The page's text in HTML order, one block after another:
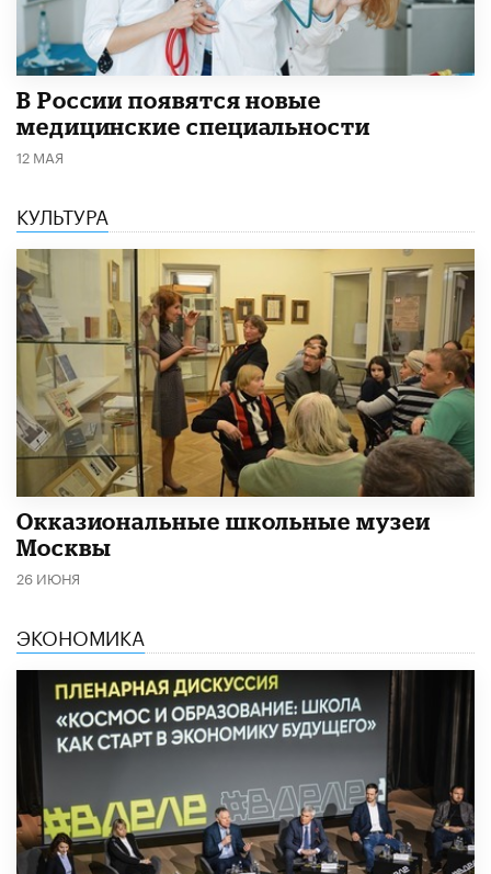
В России появятся новые
медицинские специальности
12 МАЯ
КУЛЬТУРА
​Окказиональные школьные музеи
Москвы
26 ИЮНЯ
ЭКОНОМИКА